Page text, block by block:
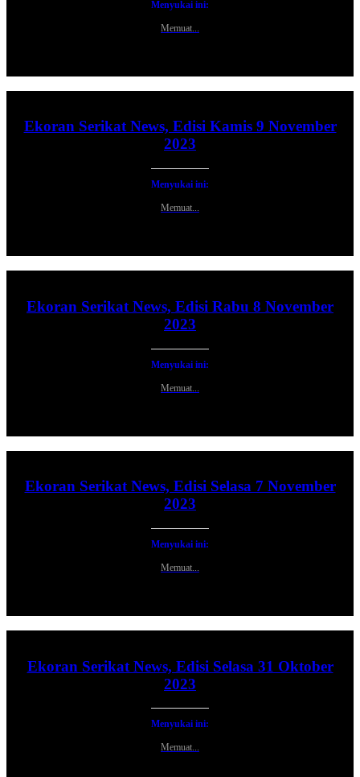
Menyukai ini:
Memuat...
Ekoran Serikat News, Edisi Kamis 9 November
2023
Menyukai ini:
Memuat...
Ekoran Serikat News, Edisi Rabu 8 November
2023
Menyukai ini:
Memuat...
Ekoran Serikat News, Edisi Selasa 7 November
2023
Menyukai ini:
Memuat...
Ekoran Serikat News, Edisi Selasa 31 Oktober
2023
Menyukai ini:
Memuat...